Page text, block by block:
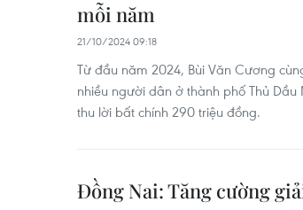
mỗi năm
21/10/2024 09:18
Từ đầu năm 2024, Bùi Văn Cương
nhiều người dân ở thành phố Thủ
thu lời bất chính 290 triệu đồng.
Đồng Nai: Tăng cường